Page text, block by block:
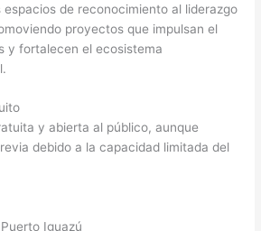
espacios de reconocimiento al liderazgo
proyectos que impulsan el
y fortalecen el ecosistema
y abierta al público, aunque
debido a la capacidad limitada del
Iguazú